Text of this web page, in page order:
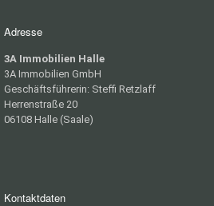
Adresse
3A Immobilien Halle
3A Immobilien GmbH
Geschäftsführerin: Steffi Retzlaff
Herrenstraße 20
06108 Halle (Saale)
Kontaktdaten